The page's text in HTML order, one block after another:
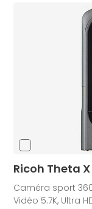
Ricoh Theta
Caméra sport
Vidéo 5.7K, Ultra